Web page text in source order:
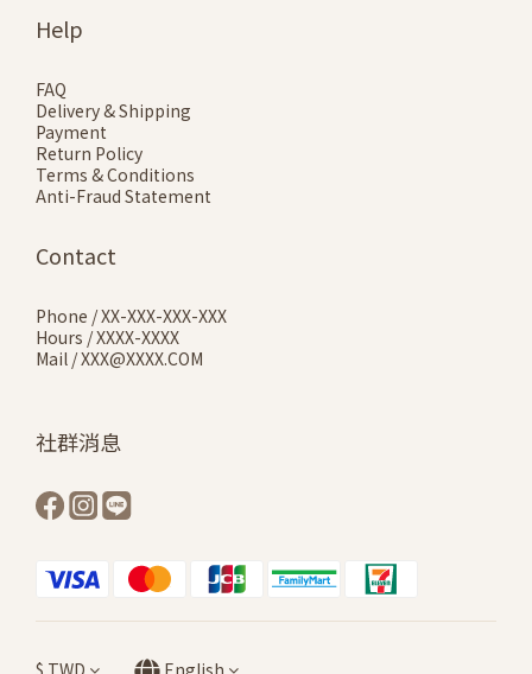
Help
FAQ
Delivery & Shipping
Payment
Return Policy
Terms & Conditions
Anti-Fraud Statement
Contact
Phone / XX-XXX-XXX-XXX
Hours / XXXX-XXXX
Mail / XXX@XXXX.COM
社群消息
$ TWD English